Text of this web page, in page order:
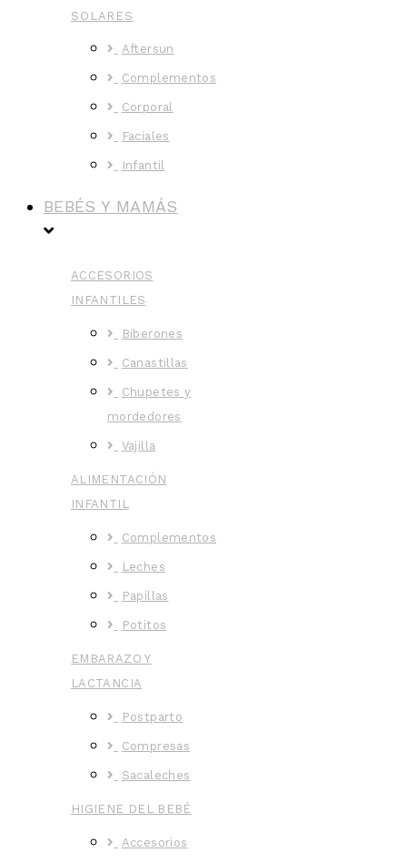
SOLARES
Aftersun
Complementos
Corporal
Faciales
Infantil
BEBÉS Y MAMÁS
ACCESORIOS
INFANTILES
Biberones
Canastillas
Chupetes y
mordedores
Vajilla
ALIMENTACIÓN
INFANTIL
Complementos
Leches
Papillas
Potitos
EMBARAZO Y
LACTANCIA
Postparto
Compresas
Sacaleches
HIGIENE DEL BEBÉ
Accesorios